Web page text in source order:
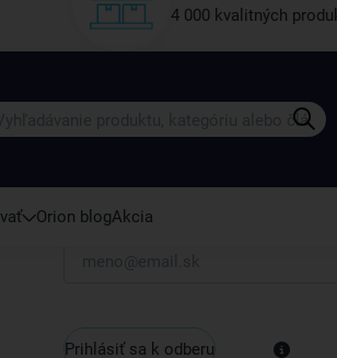
4 000 kvalitných
Orion blogAkcia
Prihláste sa k odberu nášho
Váš e-mail
Prihlásiť sa k odberu